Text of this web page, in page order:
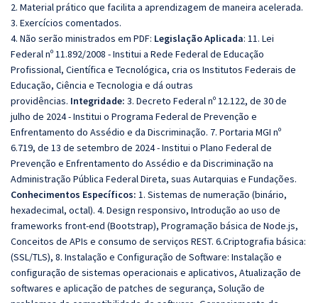
2. Material prático que facilita a aprendizagem de maneira acelerada.
3. Exercícios comentados.
4. Não serão ministrados em PDF: Legislação Aplicada: 11. Lei
Federal nº 11.892/2008 - Institui a Rede Federal de Educação
Profissional, Científica e Tecnológica, cria os Institutos Federais de
Educação, Ciência e Tecnologia e dá outras
providências. Integridade: 3. Decreto Federal nº 12.122, de 30 de
julho de 2024 - Institui o Programa Federal de Prevenção e
Enfrentamento do Assédio e da Discriminação. 7. Portaria MGI nº
6.719, de 13 de setembro de 2024 - Institui o Plano Federal de
Prevenção e Enfrentamento do Assédio e da Discriminação na
Administração Pública Federal Direta, suas Autarquias e Fundações.
Conhecimentos Específicos: 1. Sistemas de numeração (binário,
hexadecimal, octal). 4. Design responsivo, Introdução ao uso de
frameworks front-end (Bootstrap), Programação básica de Node.js,
Conceitos de APIs e consumo de serviços REST. 6.Criptografia básica:
(SSL/TLS), 8. Instalação e Configuração de Software: Instalação e
configuração de sistemas operacionais e aplicativos, Atualização de
softwares e aplicação de patches de segurança, Solução de